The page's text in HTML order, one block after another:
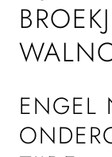
ENGEL